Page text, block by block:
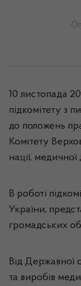
10 листопада
підкомітету з
до положень
Комітету
нації,
В роботі
України,
громадських
Від Державної
та виробів